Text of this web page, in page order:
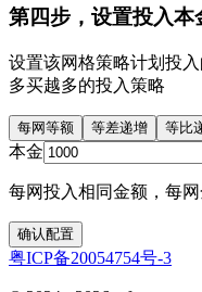
第四步，设置投入本
设置该网格策略计划投
多买越多的投入策略
每网等额 等差递增 等比
本金
每网投入相同金额，每
确认配置
粤ICP备20054754号-3